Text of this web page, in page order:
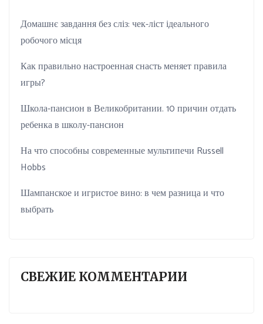
Домашнє завдання без сліз: чек-ліст ідеального
робочого місця
Как правильно настроенная снасть меняет правила
игры?
Школа-пансион в Великобритании. 10 причин отдать
ребенка в школу-пансион
На что способны современные мультипечи Russell
Hobbs
Шампанское и игристое вино: в чем разница и что
выбрать
СВЕЖИЕ КОММЕНТАРИИ